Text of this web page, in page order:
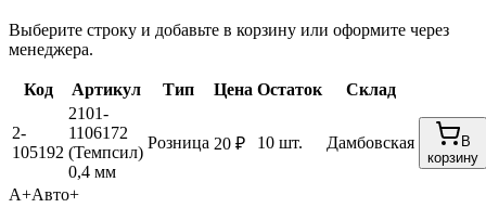
Выберите строку и добавьте в корзину или оформите через
менеджера.
Код Артикул Тип Цена Остаток Склад
2-
105192
2101-
1106172
(Темпсил)
0,4 мм
Розница 20 ₽ 10 шт. Дамбовская
В
корзину
А+Авто+